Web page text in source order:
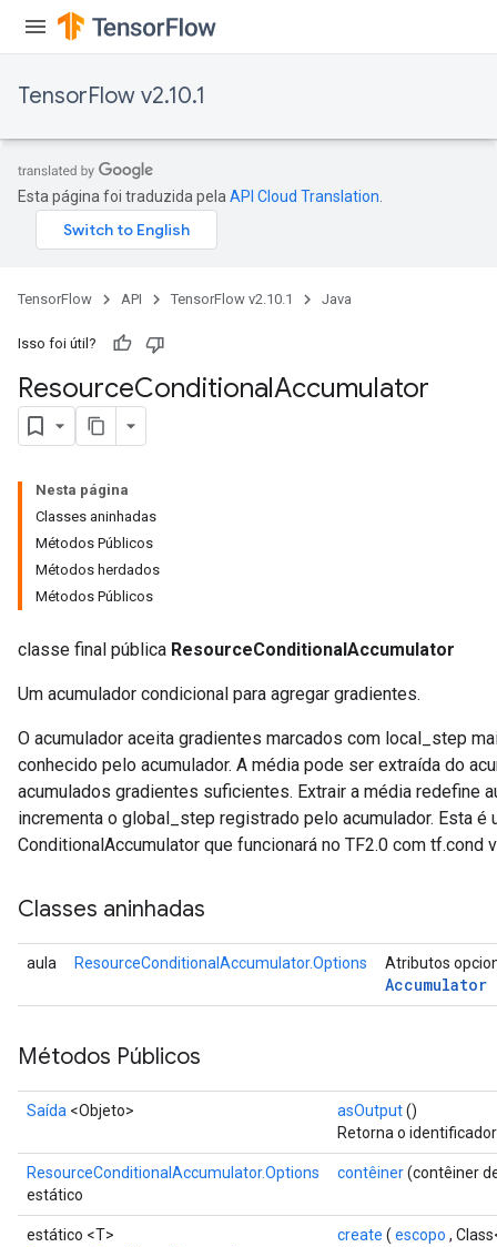
TensorFlow v2.10.1
Esta página foi traduzida pela API Cloud Translation
TensorFlow API TensorFlow v2.10.1 Java
Isso foi útil?
ResourceConditionalAccumulator
Nesta página
Classes aninhadas
Métodos Públicos
Métodos herdados
Métodos Públicos
classe final pública ResourceConditionalAccumulator
Um acumulador condicional para agregar gradientes.
O acumulador aceita gradientes marcados com local_step
conhecido pelo acumulador. A média pode ser extraída do
acumulados gradientes suficientes. Extrair a média redefine
incrementa o global_step registrado pelo acumulador. Esta é
ConditionalAccumulator que funcionará no TF2.0 com tf.cond
Classes aninhadas
aula ResourceConditionalAccumulator.Options Atributos
Accumulator
Métodos Públicos
Saída <Objeto> asOutput()
Retorna o
ResourceConditionalAccumulator.Options
estático
contêiner(contêiner
estático <T>
create ( escopo ,